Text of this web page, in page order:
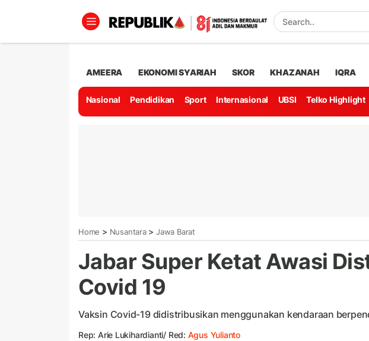
AMEERA EKONOMI SYARIAH SKOR KHAZANAH IQRA
Nasional Pendidikan Sport Internasional UBSI Telko Highlight
Home > Nusantara> Jawa Barat
Jabar Super Ketat Awasi
Covid 19
Vaksin Covid-19 didistribusikan menggunakan kendaraan
Rep: Arie Lukihardianti/ Red: Agus Yulianto